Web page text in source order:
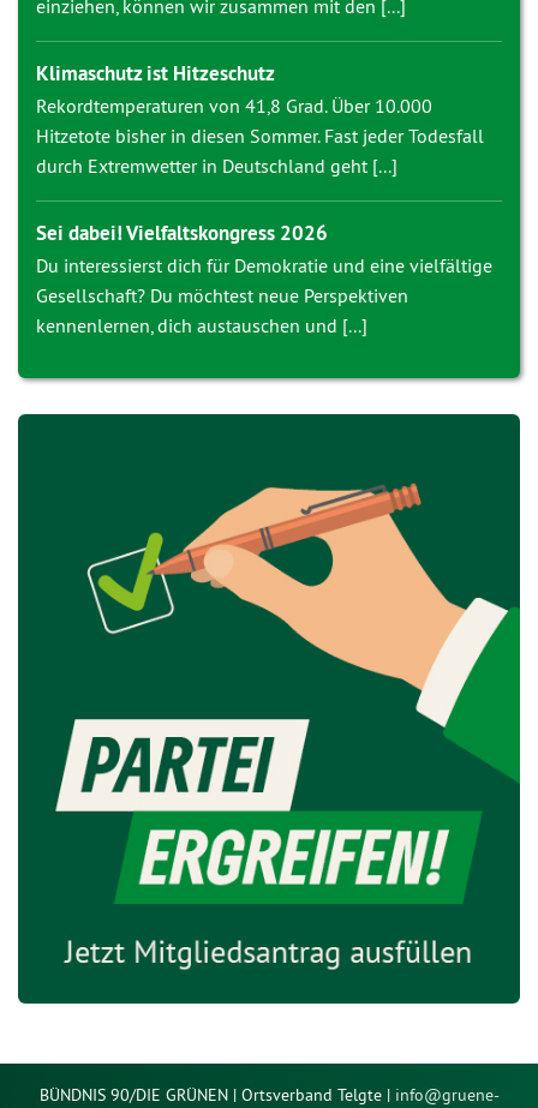
einziehen, können wir zusammen mit den [...]
Klimaschutz ist Hitzeschutz
Rekordtemperaturen von 41,8 Grad. Über 10.000
Hitzetote bisher in diesen Sommer. Fast jeder Todesfall
durch Extremwetter in Deutschland geht [...]
Sei dabei! Vielfaltskongress 2026
Du interessierst dich für Demokratie und eine vielfältige
Gesellschaft? Du möchtest neue Perspektiven
kennenlernen, dich austauschen und [...]
BÜNDNIS 90/DIE GRÜNEN | Ortsverband Telgte | info@gruene-